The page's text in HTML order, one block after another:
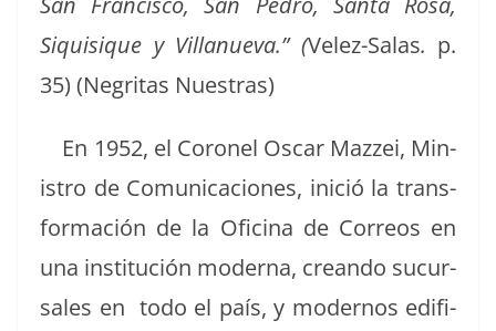
Siquisique y Vil­lanue­va.” (Velez-Salas. p.
35) (Negri­tas Nuestras)
En 1952, el Coro­nel Oscar Mazzei, Min­
istro de Comu­ni­ca­ciones, ini­ció la trans­
for­ma­ción de la Ofic­i­na de Corre­os en
una insti­tu­ción mod­er­na, cre­an­do sucur­
sales en todo el país, y mod­er­nos edi­fi­